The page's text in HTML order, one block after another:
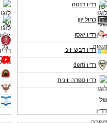
רדיו דנטה
כחול יוון
רדיו יאסו
רדיו דבש יווני
רדיו derti
רדיו ספרה יוונית